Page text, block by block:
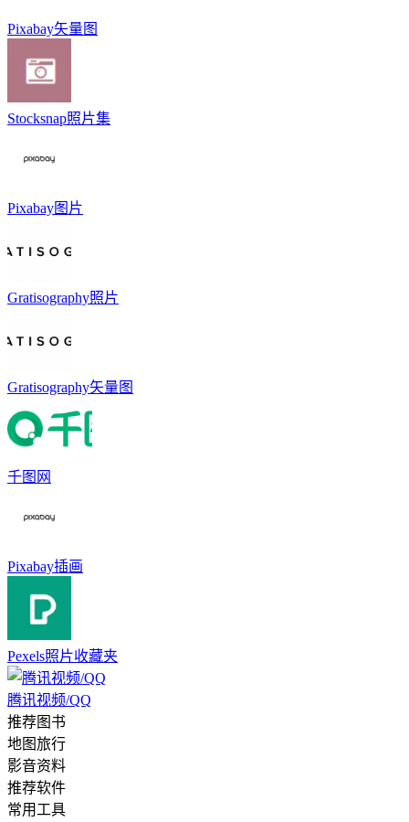
Pixabay矢量图
Stocksnap照片集
Pixabay图片
Gratisography照片
Gratisography矢量图
千图网
Pixabay插画
Pexels照片收藏夹
腾讯视频/QQ
推荐图书
地图旅行
影音资料
推荐软件
常用工具